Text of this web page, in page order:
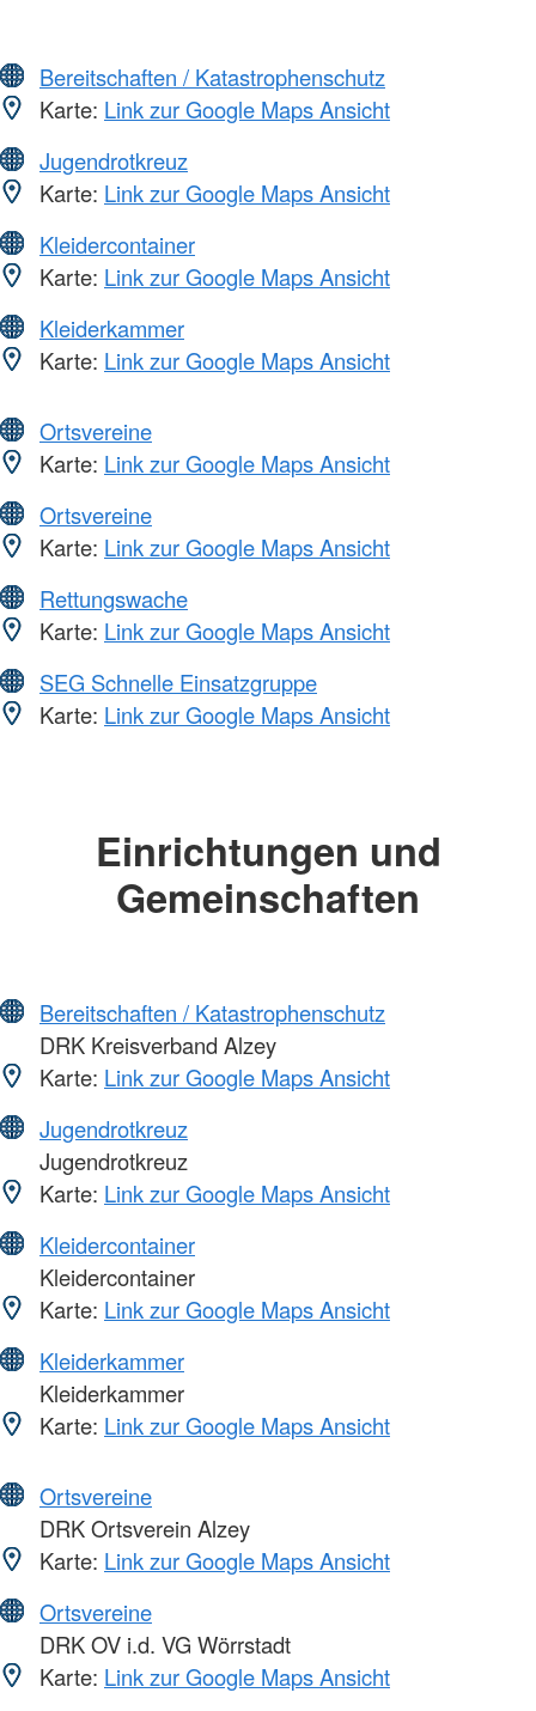
Bereitschaften / Katastrophenschutz
Karte: Link zur Google Maps Ansicht
Jugendrotkreuz
Karte: Link zur Google Maps Ansicht
Kleidercontainer
Karte: Link zur Google Maps Ansicht
Kleiderkammer
Karte: Link zur Google Maps Ansicht
Ortsvereine
Karte: Link zur Google Maps Ansicht
Ortsvereine
Karte: Link zur Google Maps Ansicht
Rettungswache
Karte: Link zur Google Maps Ansicht
SEG Schnelle Einsatzgruppe
Karte: Link zur Google Maps Ansicht
Einrichtungen und
Gemeinschaften
Bereitschaften / Katastrophenschutz
DRK Kreisverband Alzey
Karte: Link zur Google Maps Ansicht
Jugendrotkreuz
Jugendrotkreuz
Karte: Link zur Google Maps Ansicht
Kleidercontainer
Kleidercontainer
Karte: Link zur Google Maps Ansicht
Kleiderkammer
Kleiderkammer
Karte: Link zur Google Maps Ansicht
Ortsvereine
DRK Ortsverein Alzey
Karte: Link zur Google Maps Ansicht
Ortsvereine
DRK OV i.d. VG Wörrstadt
Karte: Link zur Google Maps Ansicht